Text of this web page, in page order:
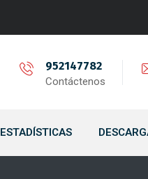
952147782
Contáctenos
ESTADÍSTICAS